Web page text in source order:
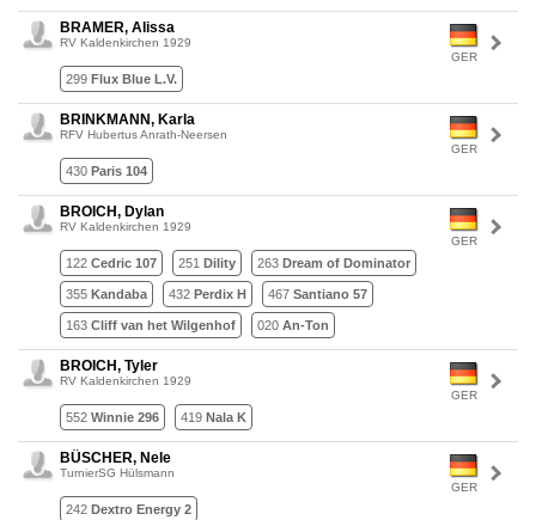
GER
BRAMER, Alissa
RV Kaldenkirchen 1929
299 Flux Blue L.V.
GER
BRINKMANN, Karla
RFV Hubertus Anrath-Neersen
430 Paris 104
GER
BROICH, Dylan
RV Kaldenkirchen 1929
122 Cedric 107 251 Dility 263 Dream of Dominator
355 Kandaba 432 Perdix H 467 Santiano 57
163 Cliff van het Wilgenhof 020 An-Ton
GER
BROICH, Tyler
RV Kaldenkirchen 1929
552 Winnie 296 419 Nala K
GER
BÜSCHER, Nele
TurnierSG Hülsmann
242 Dextro Energy 2